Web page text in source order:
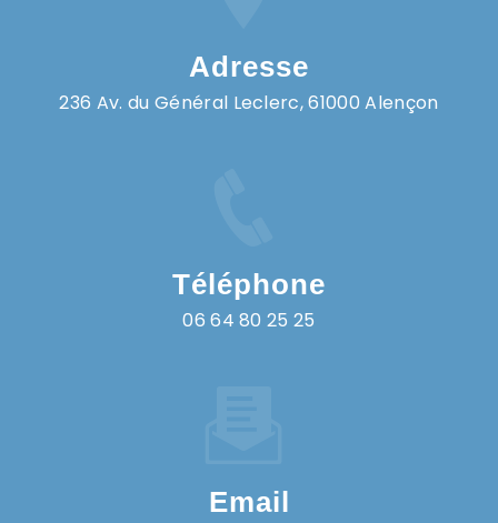
Adresse
236 Av. du Général Leclerc, 61000 Alençon
Téléphone
06 64 80 25 25
Email